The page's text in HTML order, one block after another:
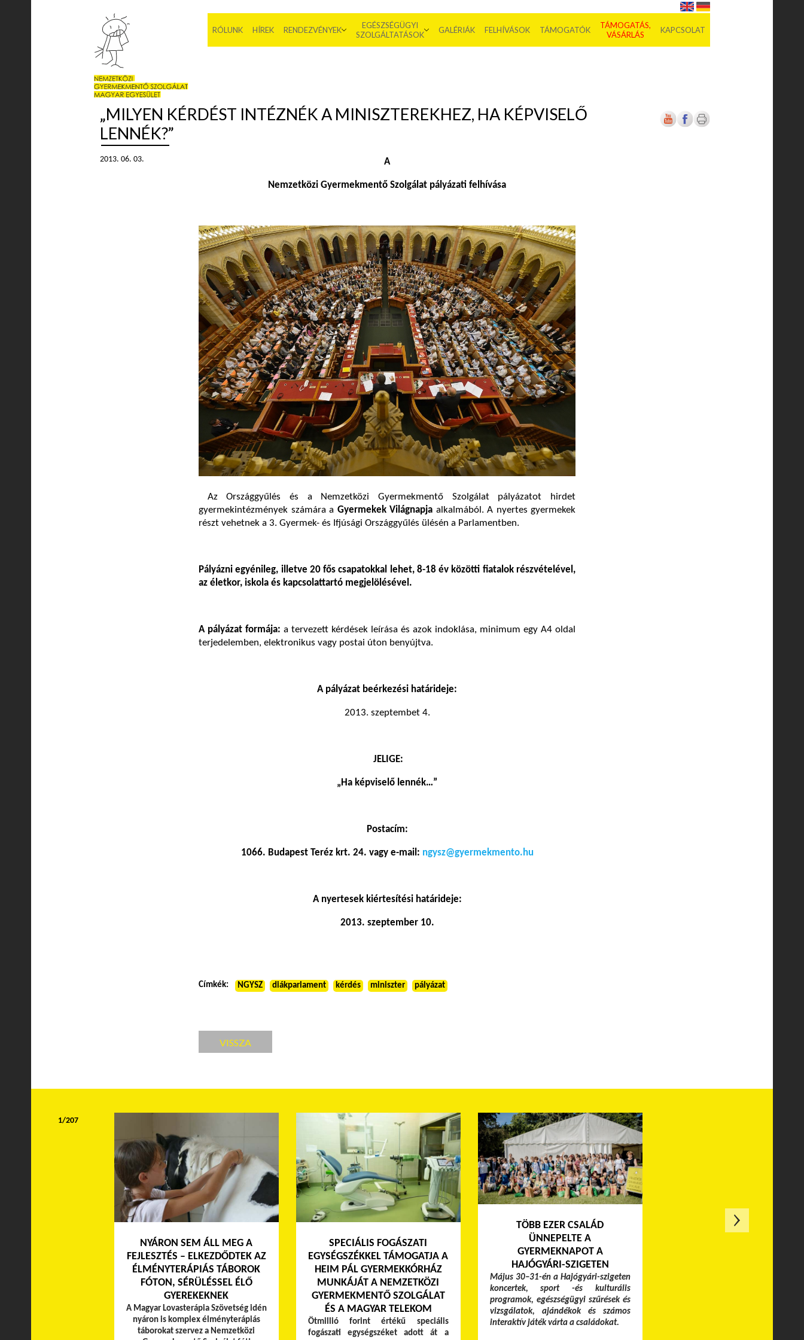
RÓLUNK HÍREK RENDEZVÉNYEK
EGÉSZSÉGÜGYI
SZOLGÁLTATÁSOK
GALÉRIÁK FELHÍVÁSOK TÁMOGATÓK
TÁMOGATÁS,
VÁSÁRLÁS
KAPCSOLAT
„MILYEN KÉRDÉST INTÉZNÉK A MINISZTEREKHEZ, HA KÉPVISELŐ
LENNÉK?”
2013. 06. 03. A
Nemzetközi Gyermekmentő Szolgálat pályázati felhívása
Az Országgyűlés és a Nemzetközi Gyermekmentő Szolgálat pályázatot hirdet
gyermekintézmények számára a Gyermekek Világnapja alkalmából. A nyertes gyermekek
részt vehetnek a 3. Gyermek- és Ifjúsági Országgyűlés ülésén a Parlamentben.
Pályázni egyénileg, illetve 20 fős csapatokkal lehet, 8-18 év közötti fiatalok részvételével,
az életkor, iskola és kapcsolattartó megjelölésével.
A pályázat formája: a tervezett kérdések leírása és azok indoklása, minimum egy A4 oldal
terjedelemben, elektronikus vagy postai úton benyújtva.
A pályázat beérkezési határideje:
2013. szeptembet 4.
JELIGE:
„Ha képviselő lennék…”
Postacím:
1066. Budapest Teréz krt. 24. vagy e-mail: ngysz@gyermekmento.hu
A nyertesek kiértesítési határideje:
2013. szeptember 10.
Címkék: NGYSZ diákparlament kérdés miniszter pályázat
VISSZA
NYÁRON SEM ÁLL MEG A
FEJLESZTÉS – ELKEZDŐDTEK AZ
ÉLMÉNYTERÁPIÁS TÁBOROK
FÓTON, SÉRÜLÉSSEL ÉLŐ
GYEREKEKNEK
A Magyar Lovasterápia Szövetség idén
nyáron is komplex élményterápiás
táborokat szervez a Nemzetközi
SPECIÁLIS FOGÁSZATI
EGYSÉGSZÉKKEL TÁMOGATJA A
HEIM PÁL GYERMEKKÓRHÁZ
MUNKÁJÁT A NEMZETKÖZI
GYERMEKMENTŐ SZOLGÁLAT
ÉS A MAGYAR TELEKOM
Ötmillió forint értékű speciális
fogászati egységszéket adott át a
TÖBB EZER CSALÁD
ÜNNEPELTE A
GYERMEKNAPOT A
HAJÓGYÁRI-SZIGETEN
Május 30–31-én a Hajógyári-szigeten
koncertek, sport -és kulturális
programok, egészségügyi szűrések és
vizsgálatok, ajándékok és számos
interaktív játék várta a családokat.
1/207